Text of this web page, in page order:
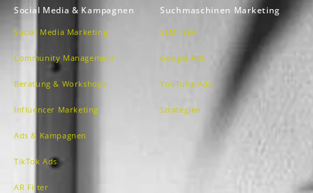
Social Media & Kampagnen
Social Media Marketing
Community Management
Beratung & Workshops
Influencer Marketing
Ads & Kampagnen
TikTok Ads
AR Filter
Suchmaschinen Marketing
SEM /SEA
Google Ads
YouTube Ads
Strategien